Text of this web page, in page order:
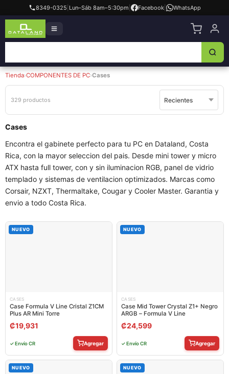
8349-0325 Lun–Sáb 8am–5:30pm Facebook| WhatsApp
Tienda›COMPONENTES DE PC›Cases
329 productos
Cases
Encontra el gabinete perfecto para tu PC en Dataland, Costa
Rica, con la mayor seleccion del pais. Desde mini tower y micro
ATX hasta full tower, con y sin iluminacion RGB, panel de vidrio
templado y sistemas de ventilacion optimizados. Marcas como
Corsair, NZXT, Thermaltake, Cougar y Cooler Master. Garantia y
envio a todo Costa Rica.
NUEVO
CASES
Case Formula V Line Cristal Z1CM
Plus AR Mini Torre
₡19,931
✓ Envío CR Agregar
NUEVO
CASES
Case Mid Tower Crystal Z1+ Negro
ARGB – Formula V Line
₡24,599
✓ Envío CR Agregar
NUEVO NUEVO